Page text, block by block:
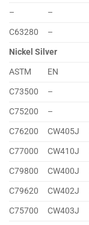
–
–
C63280
–
Nickel Silver
ASTM
EN
C73500
–
C75200
–
C76200
CW405J
C77000
CW410J
C79800
CW400J
C79620
CW402J
C75700
CW403J